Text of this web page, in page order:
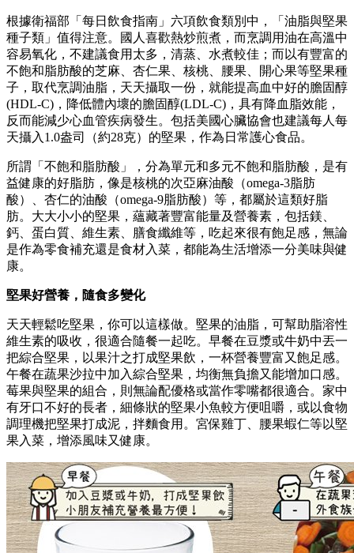
根據衛福部「每日飲食指南」六項飲食類別中，「油脂與堅果
種子類」值得注意。國人喜歡熱炒煎煮，而烹調用油在高溫中
容易氧化，不建議食用太多，清蒸、水煮較佳；而以有豐富的
不飽和脂肪酸的芝麻、杏仁果、核桃、腰果、開心果等堅果種
子，取代烹調油脂，天天攝取一份，就能提高血中好的膽固醇
(HDL-C)，降低體內壞的膽固醇(LDL-C)，具有降血脂效能，
反而能減少心血管疾病發生。包括美國心臟協會也建議每人每
天攝入1.0盎司（約28克）的堅果，作為日常護心食品。
所謂「不飽和脂肪酸」，分為單元和多元不飽和脂肪酸，是有
益健康的好脂肪，像是核桃的次亞麻油酸（omega-3脂肪
酸）、杏仁的油酸（omega-9脂肪酸）等，都屬於這類好脂
肪。大大小小的堅果，蘊藏著豐富能量及營養素，包括鎂、
鈣、蛋白質、維生素、膳食纖維等，吃起來很有飽足感，無論
是作為零食補充還是食材入菜，都能為生活增添一分美味與健
康。
堅果好營養，隨食多變化
天天輕鬆吃堅果，你可以這樣做。堅果的油脂，可幫助脂溶性
維生素的吸收，很適合隨餐一起吃。早餐在豆漿或牛奶中丟一
把綜合堅果，以果汁之打成堅果飲，一杯營養豐富又飽足感。
午餐在蔬果沙拉中加入綜合堅果，均衡無負擔又能增加口感。
莓果與堅果的組合，則無論配優格或當作零嘴都很適合。家中
有牙口不好的長者，細條狀的堅果小魚較方便咀嚼，或以食物
調理機把堅果打成泥，拌麵食用。宮保雞丁、腰果蝦仁等以堅
果入菜，增添風味又健康。